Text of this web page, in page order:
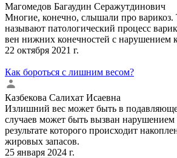
Магомедов Багаудин Серажутдинович
Многие, конечно, слышали про варикоз.
называют патологический процесс
вен нижних конечностей с нарушением
22 октября 2021 г.
Как бороться с лишним весом?
Казбекова Салихат Исаевна
Излишний вес может быть в
случаев может быть вызван нарушением
результате которого происходит
жировых запасов.
25 января 2024 г.